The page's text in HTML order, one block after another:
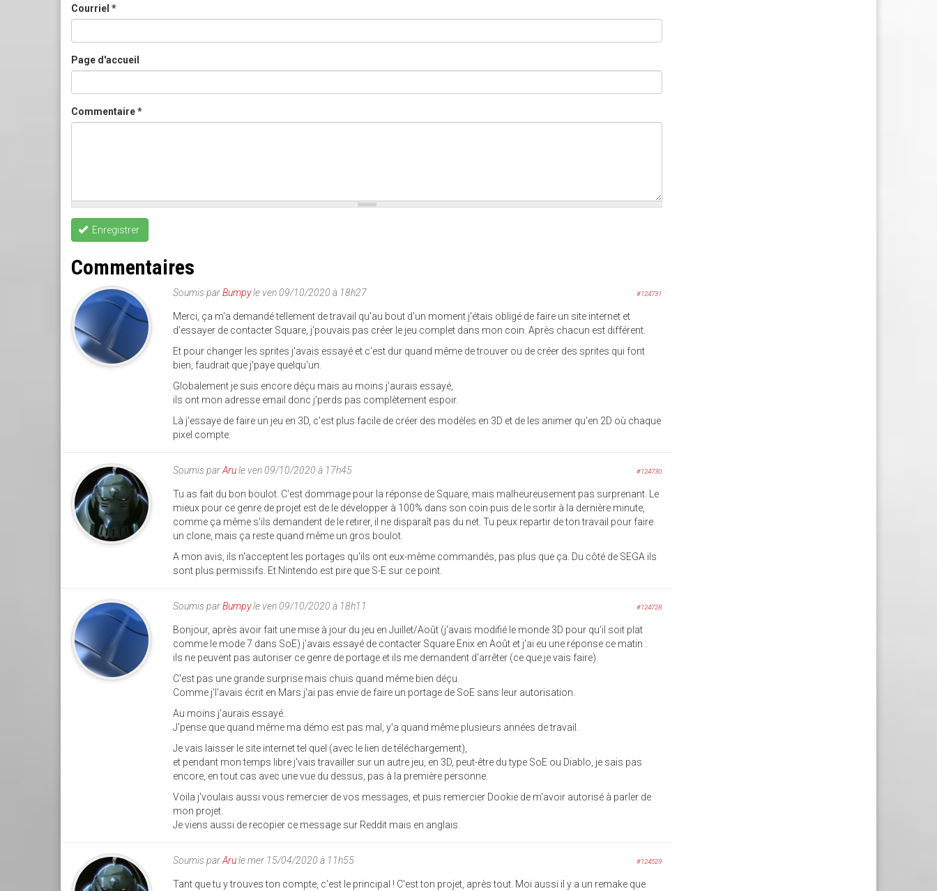
Courriel *
Page d'accueil
Commentaire*
Enregistrer
Commentaires
Soumis parBumpyle ven 09/10/2020 à 18h27 #124731
Merci, ça m'a demandé tellement de travail qu'au bout d'un moment j'étais obligé de faire un site internet et
d'essayer de contacter Square, j'pouvais pas créer le jeu complet dans mon coin. Après chacun est différent.
Et pour changer les sprites j'avais essayé et c'est dur quand même de trouver ou de créer des sprites qui font
bien, faudrait que j'paye quelqu'un.
Globalement je suis encore déçu mais au moins j'aurais essayé,
ils ont mon adresse email donc j'perds pas complètement espoir.
Là j'essaye de faire un jeu en 3D, c'est plus facile de créer des modèles en 3D et de les animer qu'en 2D où chaque
pixel compte.
Soumis parArule ven 09/10/2020 à 17h45 #124730
Tu as fait du bon boulot. C'est dommage pour la réponse de Square, mais malheureusement pas surprenant. Le
mieux pour ce genre de projet est de le développer à 100% dans son coin puis de le sortir à la dernière minute,
comme ça même s'ils demandent de le retirer, il ne disparaît pas du net. Tu peux repartir de ton travail pour faire
un clone, mais ça reste quand même un gros boulot.
A mon avis, ils n'acceptent les portages qu'ils ont eux-même commandés, pas plus que ça. Du côté de SEGA ils
sont plus permissifs. Et Nintendo est pire que S-E sur ce point.
Soumis parBumpyle ven 09/10/2020 à 18h11 #124728
Bonjour, après avoir fait une mise à jour du jeu en Juillet/Août (j'avais modifié le monde 3D pour qu'il soit plat
comme le mode 7 dans SoE) j'avais essayé de contacter Square Enix en Août et j'ai eu une réponse ce matin :
ils ne peuvent pas autoriser ce genre de portage et ils me demandent d'arrêter (ce que je vais faire).
C'est pas une grande surprise mais chuis quand même bien déçu.
Comme j'l'avais écrit en Mars j'ai pas envie de faire un portage de SoE sans leur autorisation.
Au moins j'aurais essayé.
J'pense que quand même ma démo est pas mal, y'a quand même plusieurs années de travail.
Je vais laisser le site internet tel quel (avec le lien de téléchargement),
et pendant mon temps libre j'vais travailler sur un autre jeu, en 3D, peut-être du type SoE ou Diablo, je sais pas
encore, en tout cas avec une vue du dessus, pas à la première personne.
Voila j'voulais aussi vous remercier de vos messages, et puis remercier Dookie de m'avoir autorisé à parler de
mon projet.
Je viens aussi de recopier ce message sur Reddit mais en anglais.
Soumis parArule mer 15/04/2020 à 11h55 #124529
Tant que tu y trouves ton compte, c'est le principal ! C'est ton projet, après tout. Moi aussi il y a un remake que